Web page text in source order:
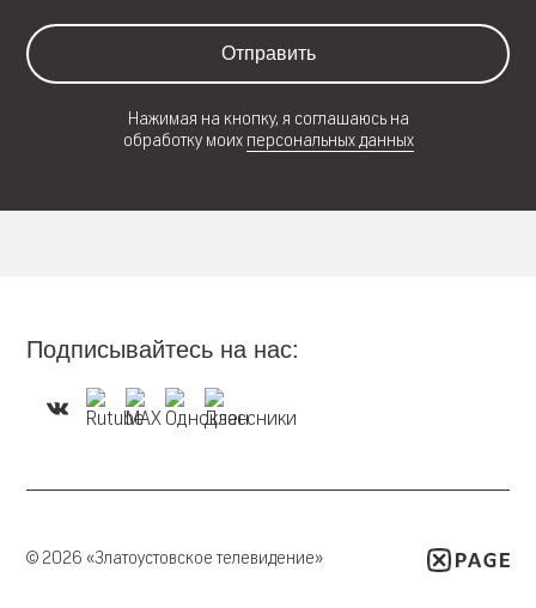
Отправить
Нажимая на кнопку, я соглашаюсь на
обработку моих персональных данных
Подписывайтесь на нас:
© 2026 «Златоустовское телевидение»